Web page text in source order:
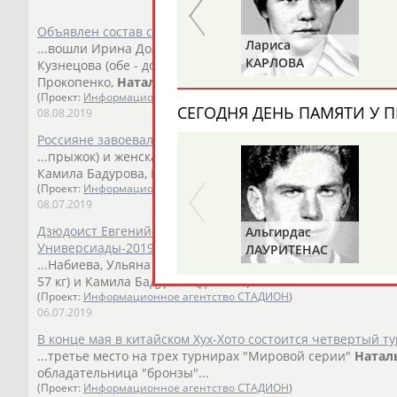
Объявлен состав сборной России по дзюдо на
...вошли Ирина Долгова, Сабина Гилязова (обе - до 48 кг),
Кузнецова (обе - до 52 кг), Дарья... ...Кирилл Денисов,
Прокопенко, Наталья , Мадина Таймазова
(Проект: Информационное агентство СТАДИОН
08.08.2019
Россияне завоевали 19 наград в четвертый медальный
...прыжок) и женская сборная России по дзюдо (Дарья
Камила Бадурова, Мадина Таймазова и Анна...
(Проект: Информационное агентство СТАДИОН)
08.07.2019
Дзюдоист Евгений Прокопчук и пловец Григорий
Универсиады-2019
...Набиева, Ульяна Перебиносова). Бронзу взяли
57 кг) и Камила Бадурова (до 63 кг). ...
(Проект: Информационное агентство СТАДИОН)
06.07.2019
В конце мая в китайском Хух-Хото состоится четвертый
...третье место на трех турнирах "Мировой серии"
обладательница "бронзы"...
(Проект: Информационное агентство СТАДИОН)
Александр
ДИТЯТИН
Лариса
КАРЛОВА
СЕГОДНЯ ДЕНЬ ПАМЯТИ У
Альгирдас
ЛАУРИТЕНАС